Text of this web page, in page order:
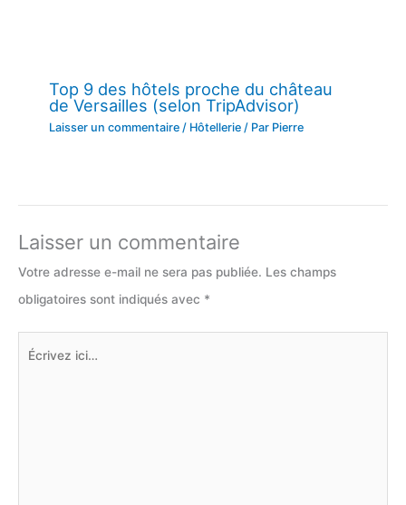
Top 9 des hôtels proche du château
de Versailles (selon TripAdvisor)
Laisser un commentaire / Hôtellerie / Par Pierre
Laisser un commentaire
Votre adresse e-mail ne sera pas publiée. Les champs
obligatoires sont indiqués avec *